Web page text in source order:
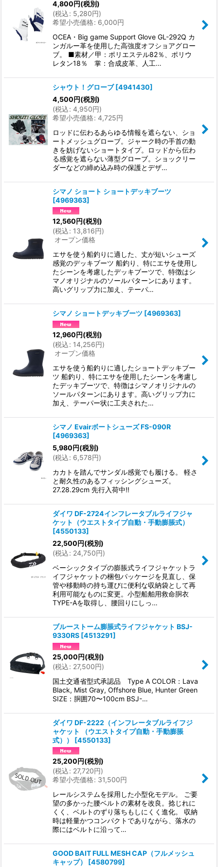
4,800円(税別)
(税込: 5,280円)
希望小売価格: 6,000円
OCEA・Big game Support Glove GL-292Q カ
ンガルー革を使用した高強度オフショアグロー
ブ。 ■素材／甲：ポリエステル82％、ポリウ
レタン18％ 掌：合成皮革、人工…
シャウト！グローブ [4941430]
4,500円(税別)
(税込: 4,950円)
希望小売価格: 4,725円
ロッドに伝わるあらゆる情報を遮らない、ショ
ートメッシュグローブ。ジャーク時の手首の動
きを妨げないショートタイプ。ロッドから伝わ
る感覚を遮らない薄型グローブ。ショックリー
ダーなどの締め込み時の保護とデザ…
シマノ ショート ショートデッキブーツ
[4969363]
12,560円(税別)
(税込: 13,816円)
オープン価格
エサを使う船釣りに適した、丈が短いシューズ
感覚のデッキブーツ 船釣り、特にエサを使用し
たシーンを考慮したデッキブーツで、特徴はシ
マノオリジナルのソールパターンにあります。
高いグリップ力に加え、テーパ…
シマノ ショートデッキブーツ [4969363]
12,960円(税別)
(税込: 14,256円)
オープン価格
エサを使う船釣りに適したショートデッキブー
ツ 船釣り、特にエサを使用したシーンを考慮し
たデッキブーツで、特徴はシマノオリジナルの
ソールパターンにあります。高いグリップ力に
加え、テーパー状に工夫された…
シマノ Evairボートシューズ FS-090R
[4969363]
5,980円(税別)
(税込: 6,578円)
カカトを踏んでサンダル感覚でも履ける。 軽さ
と耐久性のあるフィッシングシューズ。
27.28.29cm 先行入荷中!!
ダイワ DF-2724インフレータブルライフジャ
ケット（ウエストタイプ自動・手動膨脹式）
[4550133]
22,500円(税別)
(税込: 24,750円)
ベーシックタイプの膨脹式ライフジャケットラ
イフジャケットの梱包パッケージを見直し、保
管や移動時の持ち運びに便利な収納袋として再
利用可能なものに変更。小型船舶用救命胴衣
TYPE-Aを取得し、腰回りにしっ…
ブルーストーム膨脹式ライフジャケット BSJ-
9330RS [4513291]
25,000円(税別)
(税込: 27,500円)
国土交通省型式承認品 Type A COLOR：Lava
Black, Mist Gray, Offshore Blue, Hunter Green
SIZE：胴囲70〜100cm BSJ-…
ダイワ DF-2222（インフレータブルライフジ
ャケット （ウエストタイプ自動・手動膨脹
式））
[4550133]
25,200 円(税別)
(税込: 27,720円)
希望小売価格: 31,500円
レールシステムを採用した小型化モデル。 ご要
望の多かった腰ベルトの素材を改良。捻じれに
くく、ベルトのずり落ちもしにくく進化。 収納
時は軽量かつコンパクトでありながら、落水の
際にはベルトに沿って…
GOOD BAIT FULL MESH CAP（フルメッシュ
キャップ）
[4580799]